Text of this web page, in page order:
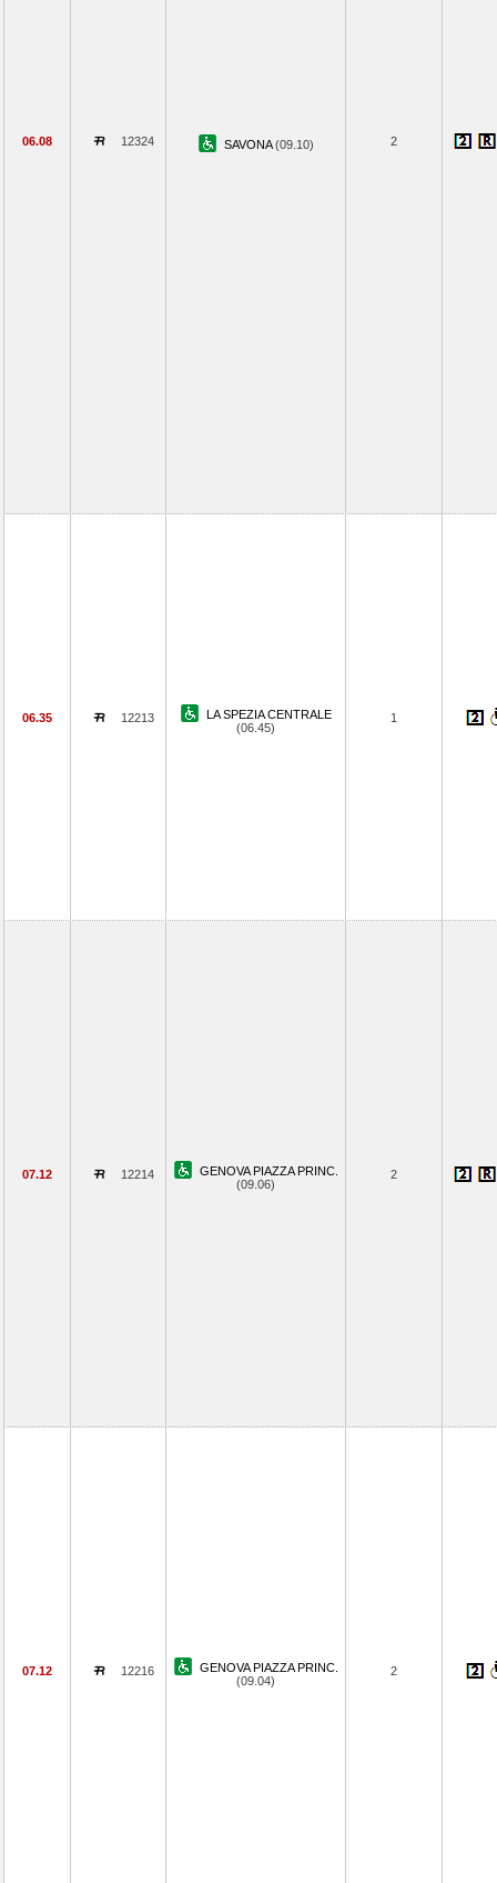
06.08 12324 SAVONA(09.10) 2
06.35 12213
LA SPEZIA CENTRALE
(06.45)
1
07.12 12214
GENOVA PIAZZA PRINC.
(09.06)
2
07.12 12216
GENOVA PIAZZA PRINC.
(09.04)
2